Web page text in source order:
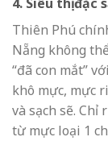
Thiên Phú
Nẵng không
“đã con mắt”
khô mực, mực
và sạch sẽ. Chỉ
từ mực loại 1